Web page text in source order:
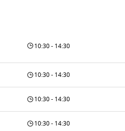
10:30 - 14:30
10:30 - 14:30
10:30 - 14:30
10:30 - 14:30